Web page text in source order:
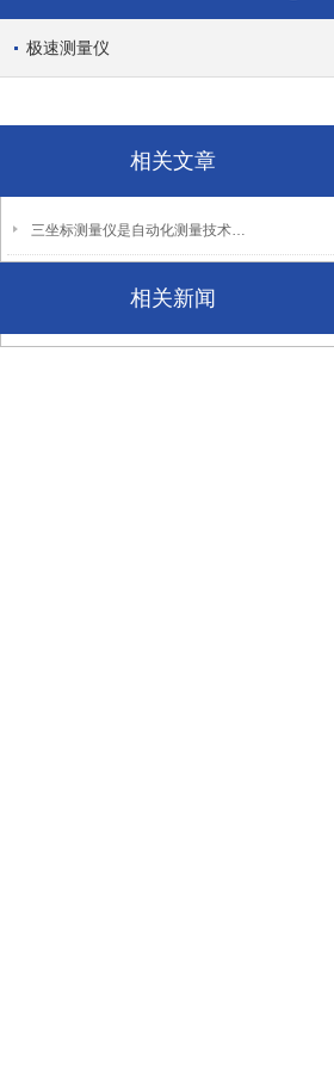
极速测量仪
相关文章
三坐标测量仪是自动化测量技术发展的典型体现
相关新闻